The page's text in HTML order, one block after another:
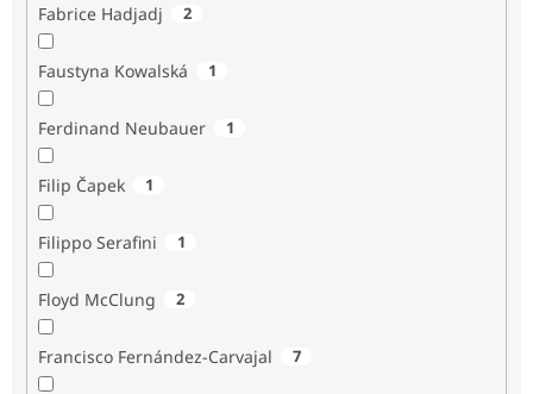
Fabrice Hadjadj 2
Faustyna Kowalská 1
Ferdinand Neubauer 1
Filip Čapek 1
Filippo Serafini 1
Floyd McClung 2
Francisco Fernández-Carvajal 7